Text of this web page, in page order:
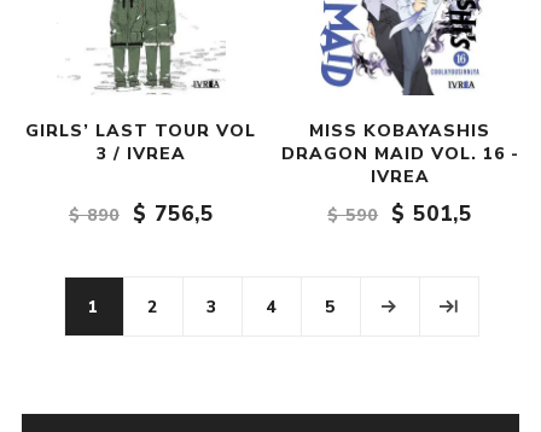
GIRLS’ LAST TOUR VOL
3 / IVREA
$ 890 $ 756,5
MISS KOBAYASHIS
DRAGON MAID VOL. 16 -
IVREA
$ 590
$ 501,5
1 2 3 4 5